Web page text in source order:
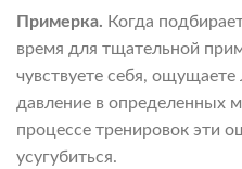
Примерка. Когда
время для тщательной
чувствуете себя,
давление в определенных
процессе тренировок эти
усугубиться.